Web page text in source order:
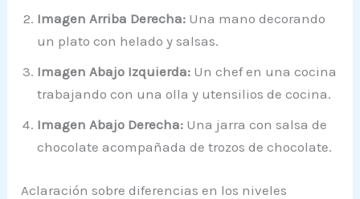
Imagen Arriba Derecha: Una mano decorando
un plato con helado y salsas.
Imagen Abajo Izquierda: Un chef en una cocina
trabajando con una olla y utensilios de cocina.
Imagen Abajo Derecha: Una jarra con salsa de
chocolate acompañada de trozos de chocolate.
Aclaración sobre diferencias en los niveles